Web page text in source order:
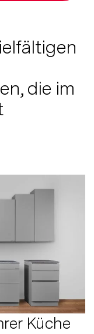
die im
Küche